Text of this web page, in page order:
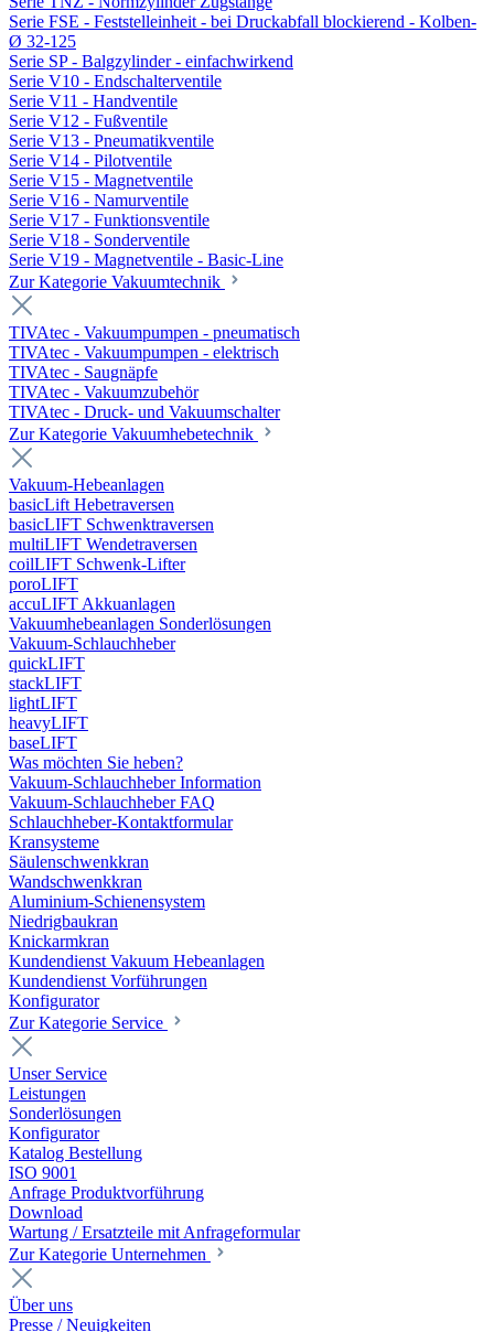
Serie FSE - Feststelleinheit - bei Druckabfall blockierend - Kolben-
Ø 32-125
Serie SP - Balgzylinder - einfachwirkend
Serie V10 - Endschalterventile
Serie V11 - Handventile
Serie V12 - Fußventile
Serie V13 - Pneumatikventile
Serie V14 - Pilotventile
Serie V15 - Magnetventile
Serie V16 - Namurventile
Serie V17 - Funktionsventile
Serie V18 - Sonderventile
Serie V19 - Magnetventile - Basic-Line
Zur Kategorie Vakuumtechnik
TIVAtec - Vakuumpumpen - pneumatisch
TIVAtec - Vakuumpumpen - elektrisch
TIVAtec - Saugnäpfe
TIVAtec - Vakuumzubehör
TIVAtec - Druck- und Vakuumschalter
Zur Kategorie Vakuumhebetechnik
Vakuum-Hebeanlagen
basicLift Hebetraversen
basicLIFT Schwenktraversen
multiLIFT Wendetraversen
coilLIFT Schwenk-Lifter
poroLIFT
accuLIFT Akkuanlagen
Vakuumhebeanlagen Sonderlösungen
Vakuum-Schlauchheber
quickLIFT
stackLIFT
lightLIFT
heavyLIFT
baseLIFT
Was möchten Sie heben?
Vakuum-Schlauchheber Information
Vakuum-Schlauchheber FAQ
Schlauchheber-Kontaktformular
Kransysteme
Säulenschwenkkran
Wandschwenkkran
Aluminium-Schienensystem
Niedrigbaukran
Knickarmkran
Kundendienst Vakuum Hebeanlagen
Kundendienst Vorführungen
Konfigurator
Zur Kategorie Service
Unser Service
Leistungen
Sonderlösungen
Konfigurator
Katalog Bestellung
ISO 9001
Anfrage Produktvorführung
Download
Wartung / Ersatzteile mit Anfrageformular
Zur Kategorie Unternehmen
Über uns
Presse / Neuigkeiten